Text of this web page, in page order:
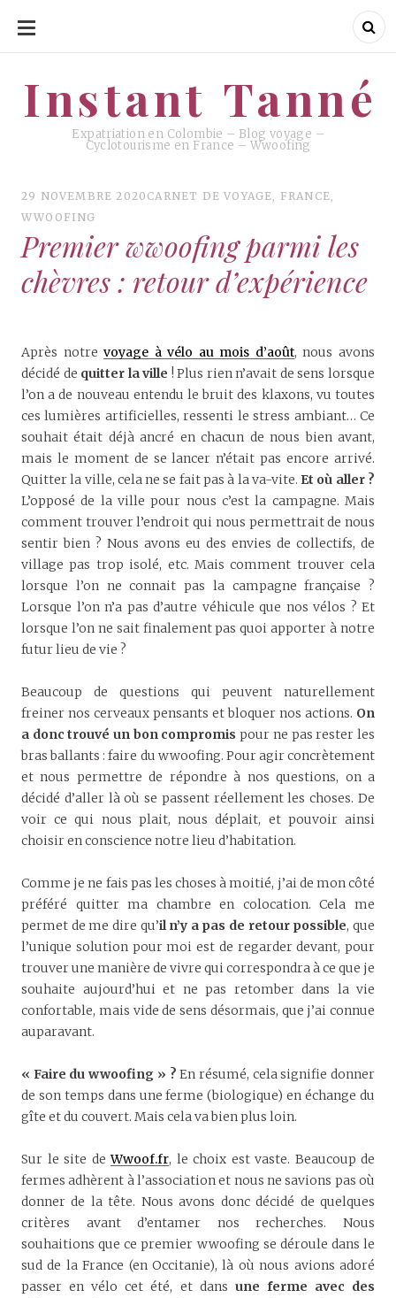
ALLER
CONTENU
Instant Tanné
Expatriation en Colombie – Blog voyage –
Cyclotourisme en France – Wwoofing
Instant Tanné
29 NOVEMBRE 2020 CARNET DE VOYAGE, FRANCE,
WWOOFING
Premier wwoofing parmi les
chèvres : retour d’expérience
Après notrevoyage à vélo au mois d’août, nous avons
décidé de quitter la ville ! Plus rien n’avait de sens lorsque
l’on a de nouveau entendu le bruit des klaxons, vu toutes
ces lumières artificielles, ressenti le stress ambiant… Ce
souhait était déjà ancré en chacun de nous bien avant,
mais le moment de se lancer n’était pas encore arrivé.
Quitter la ville, cela ne se fait pas à la va-vite. Et où aller ?
L’opposé de la ville pour nous c’est la campagne. Mais
comment trouver l’endroit qui nous permettrait de nous
sentir bien ? Nous avons eu des envies de collectifs, de
village pas trop isolé, etc. Mais comment trouver cela
lorsque l’on ne connait pas la campagne française ?
Lorsque l’on n’a pas d’autre véhicule que nos vélos ? Et
lorsque l’on ne sait finalement pas quoi apporter à notre
futur lieu de vie ?
Beaucoup de questions qui peuvent naturellement
freiner nos cerveaux pensants et bloquer nos actions. On
a donc trouvé un bon compromis pour ne pas rester les
bras ballants : faire du wwoofing. Pour agir concrètement
et nous permettre de répondre à nos questions, on a
décidé d’aller là où se passent réellement les choses. De
voir ce qui nous plait, nous déplait, et pouvoir ainsi
choisir en conscience notre lieu d’habitation.
Comme je ne fais pas les choses à moitié, j’ai de mon côté
préféré quitter ma chambre en colocation. Cela me
permet de me dire qu’il n’y a pas de retour possible, que
l’unique solution pour moi est de regarder devant, pour
trouver une manière de vivre qui correspondra à ce que je
souhaite aujourd’hui et ne pas retomber dans la vie
confortable, mais vide de sens désormais, que j’ai connue
auparavant.
« Faire du wwoofing » ? En résumé, cela signifie donner
de son temps dans une ferme (biologique) en échange du
gîte et du couvert. Mais cela va bien plus loin.
Sur le site deWwoof.fr, le choix est vaste. Beaucoup de
fermes adhèrent à l’association et nous ne savions pas où
donner de la tête. Nous avons donc décidé de quelques
critères avant d’entamer nos recherches. Nous
souhaitions que ce premier wwoofing se déroule dans le
sud de la France (en Occitanie), là où nous avions adoré
passer en vélo cet été, et dans une ferme avec des